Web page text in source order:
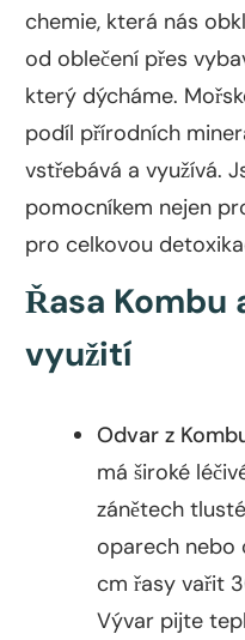
chemie, která nás
od oblečení přes
který dýcháme.
podíl přírodních
vstřebává a využívá.
pomocníkem nejen
pro celkovou
Řasa Kombu
využití
Odvar z
má široké
zánětech
oparech nebo
cm řasy vařit
Vývar pijte